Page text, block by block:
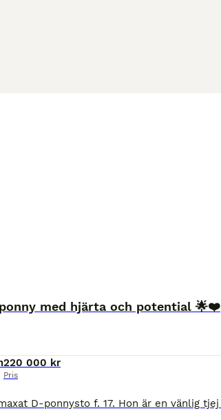
med hjärta och potential 🌟❤️
220 000 kr
Pris